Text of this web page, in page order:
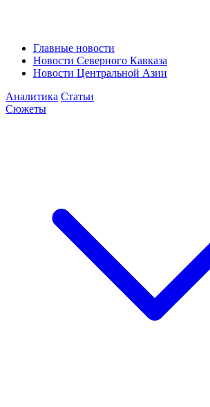
Главные новости
Новости Северного Кавказа
Новости Центральной Азии
Аналитика Статьи
Сюжеты